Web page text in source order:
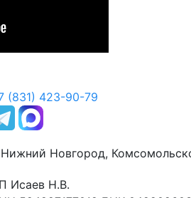
(831) 423-90-79
Нижний Новгород,
Исаев Н.В.